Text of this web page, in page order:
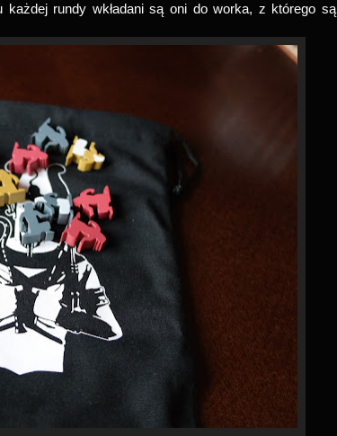
rundy wkładani są oni do worka, z którego są